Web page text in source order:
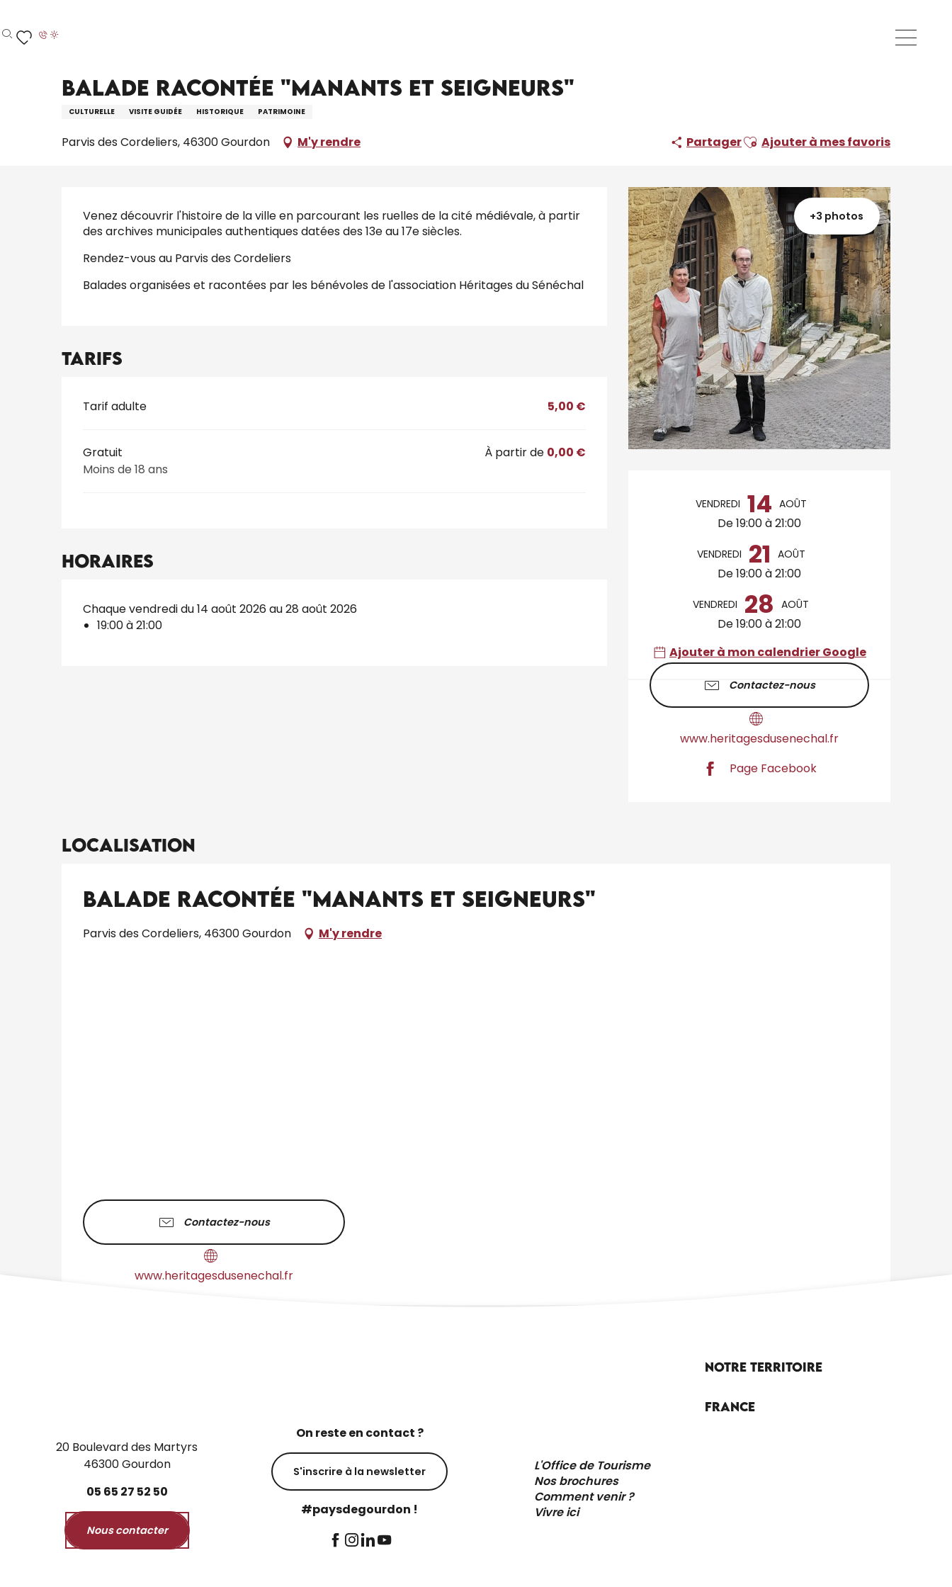
au
contenu
Recherche
Balade racontée "Manants et Seigneurs"
CULTURELLE VISITE GUIDÉE HISTORIQUE PATRIMOINE
Parvis des Cordeliers, 46300 Gourdon M'y rendre PartagerAjouter aux favoris
Ajouter à mes favoris
+3 photos
Ouverture et
VENDREDI 14 AOÛT
De 19:00 à 21:00
VENDREDI 21 AOÛT
De 19:00 à 21:00
VENDREDI 28 AOÛT
De 19:00 à 21:00
Ajouter à mon calendrier Google
Contactez-nous
www.heritagesdusenechal.fr
Page Facebook
Description
Venez découvrir l'histoire de la ville en parcourant les ruelles de la cité médiévale, à partir
des archives municipales authentiques datées des 13e au 17e siècles.
Rendez-vous au Parvis des Cordeliers
Balades organisées et racontées par les bénévoles de l'association Héritages du Sénéchal
Tarifs
Tarifs 2026
Tarif adulte 5,00 €
Gratuit
Moins de 18 ans
À partir de 0,00 €
Horaires
Chaque vendredi du 14 août 2026 au 28 août 2026
19:00 à 21:00
Localisation
Balade racontée "Manants et Seigneurs"
Parvis des Cordeliers, 46300 Gourdon M'y rendre
Contactez-nous
www.heritagesdusenechal.fr
20 Boulevard des Martyrs
46300 Gourdon
05 65 27 52 50
Nous contacter
On reste en contact ?
S'inscrire à la newsletter
#paysdegourdon !
L'Office de Tourisme
Nos brochures
Comment venir ?
Vivre ici
Notre territoire
France